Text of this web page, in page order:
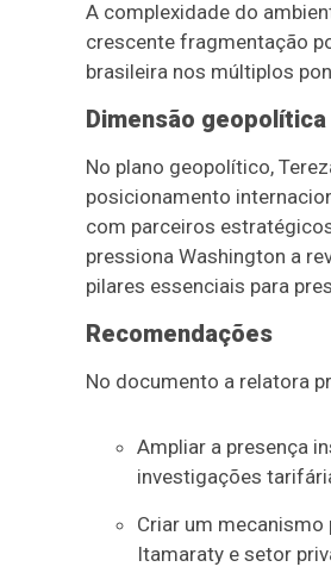
A complexidade do
crescente fragmentação
brasileira nos múltiplos
Dimensão geopolítica
No plano geopolítico,
posicionamento
com parceiros
pressiona Washington a
pilares essenciais para
Recomendações
No documento a relatora
Ampliar a presença
investigações
Criar um
Itamaraty e setor